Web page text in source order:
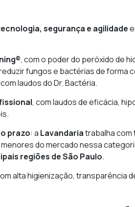
segurança e agilidade
, com o poder do peróxido de
fungos e bactérias de forma
laudos do Dr. Bactéria.
, com laudos de eficácia,
prazo: a Lavandariatrabalha com
do mercado nessa
regiões de São Paulo.
alta higienização, transparência